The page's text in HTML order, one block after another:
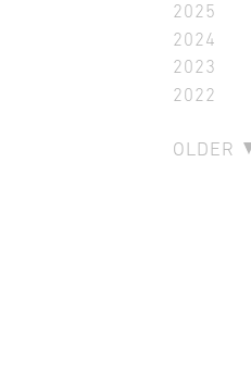
2025
2024
2023
2022
OLDER